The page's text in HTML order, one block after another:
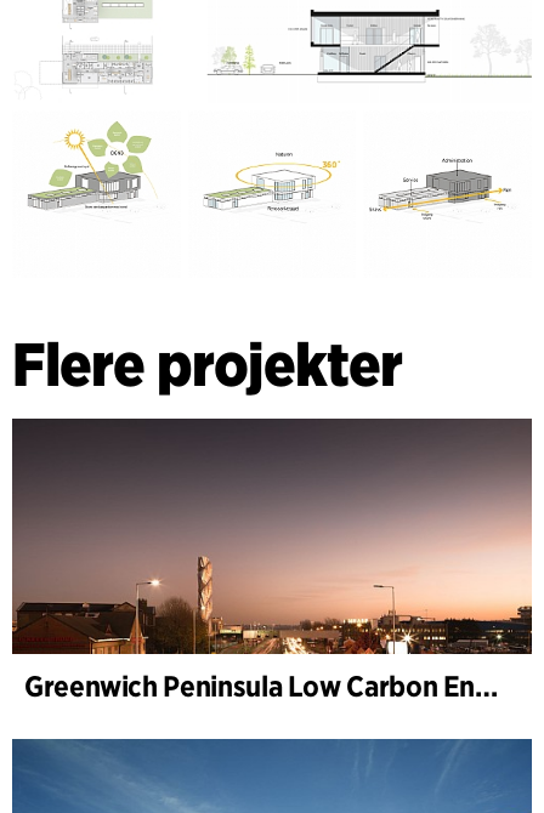
Flere projekter
Greenwich Peninsula Low Carbon Energy Centre